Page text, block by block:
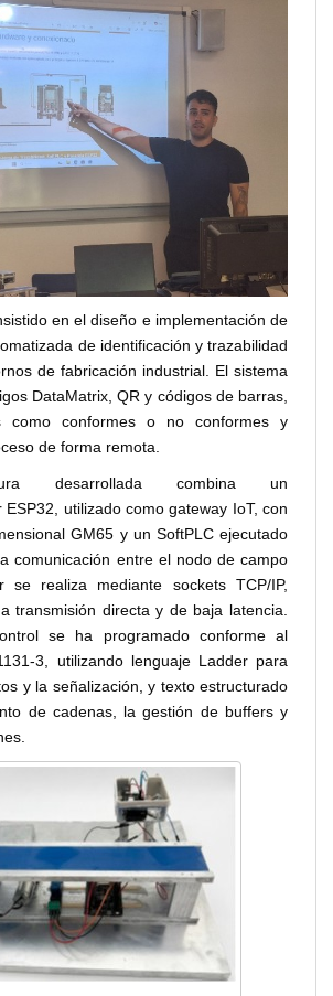
en el diseño e implementación de
de identificación y trazabilidad
de fabricación industrial. El sistema
DataMatrix, QR y códigos de barras,
como conformes o no conformes y
de forma remota.
desarrollada combina un
ESP32, utilizado como gateway IoT, con
GM65 y un SoftPLC ejecutado
comunicación entre el nodo de campo
se realiza mediante sockets TCP/IP,
transmisión directa y de baja latencia.
se ha programado conforme al
3, utilizando lenguaje Ladder para
y la señalización, y texto estructurado
de cadenas, la gestión de buffers y